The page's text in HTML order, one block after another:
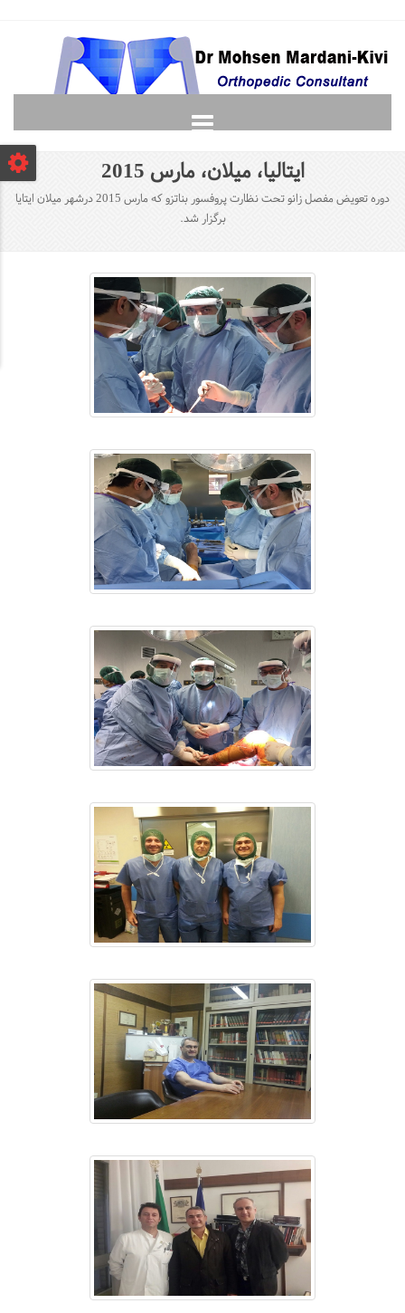
لغت نامه ارتوپدی
ایتالیا، میلان، مارس 2015
دوره تعویض مفصل زانو تحت نظارت پروفسور بناتزو که مارس 2015 درشهر میلان ایتایا
برگزار شد.